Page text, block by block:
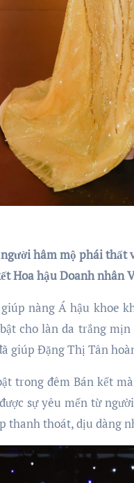
hâm mộ phái
Hoa hậu Doanh nhân
nàng Á hậu khoe
cho làn da trắng
giúp Đặng Thị Tân
trong đêm Bán kết
sự yêu mến từ
thanh thoát, dịu dàng